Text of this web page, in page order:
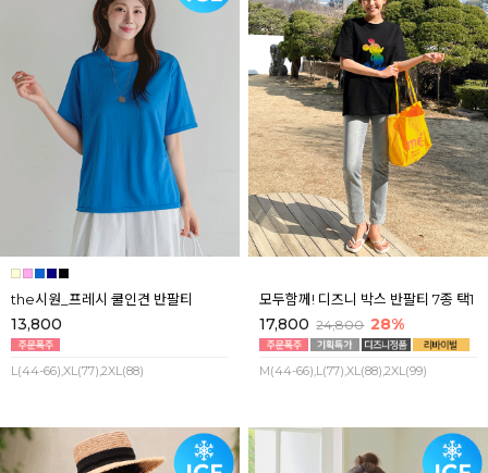
the시원_프레시 쿨인견 반팔티
13,800
L(44-66),XL(77),2XL(88)
모두함께! 디즈니 박스 반팔티 7종 택1
17,800 24,800 28%
M(44-66),L(77),XL(88),2XL(99)